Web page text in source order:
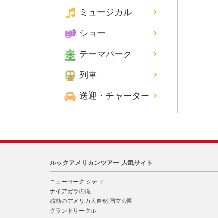
ミュージカル
ショー
テーマパーク
列車
送迎・チャーター
ルックアメリカンツアー 人気サイト
ニューヨーク シティ
ナイアガラの滝
感動のアメリカ大自然 国立公園
グランドサークル